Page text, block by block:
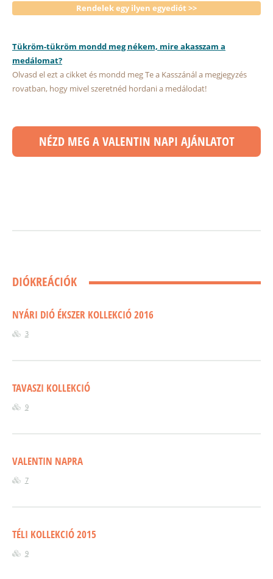
Rendelek egy ilyen egyediót >>
Tükröm-tükröm mondd meg nékem, mire akasszam a
medálomat?
Olvasd el ezt a cikket és mondd meg Te a Kasszánál a megjegyzés
rovatban, hogy mivel szeretnéd hordani a medálodat!
NÉZD MEG A VALENTIN NAPI AJÁNLATOT
DIÓKREÁCIÓK
NYÁRI DIÓ ÉKSZER KOLLEKCIÓ 2016
3
TAVASZI KOLLEKCIÓ
9
VALENTIN NAPRA
7
TÉLI KOLLEKCIÓ 2015
9